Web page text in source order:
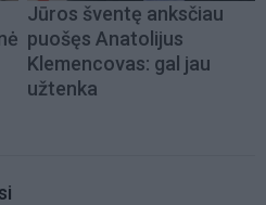
Jūros šventę anksčiau
puošęs Anatolijus
Klemencovas: gal jau
užtenka